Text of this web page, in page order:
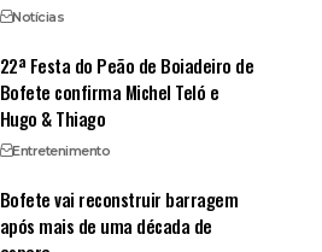
Notícias
22ª Festa do Peão de Boiadeiro de
Bofete confirma Michel Teló e
Hugo & Thiago
Entretenimento
Bofete vai reconstruir barragem
após mais de uma década de